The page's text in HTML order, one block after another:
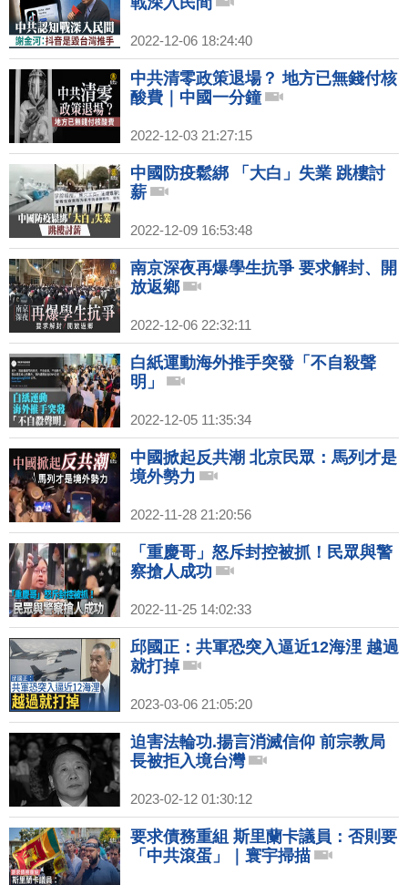
2022-12-06 18:24:40
中共清零政策退場？ 地方已無錢付核
酸費｜中國一分鐘
2022-12-03 21:27:15
中國防疫鬆綁 「大白」失業 跳樓討
薪
2022-12-09 16:53:48
南京深夜再爆學生抗爭 要求解封、開
放返鄉
2022-12-06 22:32:11
白紙運動海外推手突發「不自殺聲
明」
2022-12-05 11:35:34
中國掀起反共潮 北京民眾：馬列才是
境外勢力
2022-11-28 21:20:56
「重慶哥」怒斥封控被抓！民眾與警
察搶人成功
2022-11-25 14:02:33
邱國正：共軍恐突入逼近12海浬 越過
就打掉
2023-03-06 21:05:20
迫害法輪功.揚言消滅信仰 前宗教局
長被拒入境台灣
2023-02-12 01:30:12
要求債務重組 斯里蘭卡議員：否則要
「中共滾蛋」｜寰宇掃描